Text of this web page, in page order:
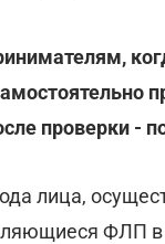
проверки -
лица,
ФЛП в